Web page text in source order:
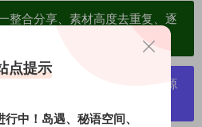
整合分享、素材高度去重复、逐
，一经发现封号处理，素材资源
站网页！
点提示
中！岛遇、秘语空间、